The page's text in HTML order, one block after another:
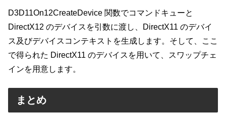
D3D11On12CreateDevice 関数でコマンドキューと
DirectX12 のデバイスを引数に渡し、DirectX11 のデバイ
ス及びデバイスコンテキストを生成します。そして、ここ
で得られた DirectX11 のデバイスを用いて、スワップチェ
インを用意します。
まとめ